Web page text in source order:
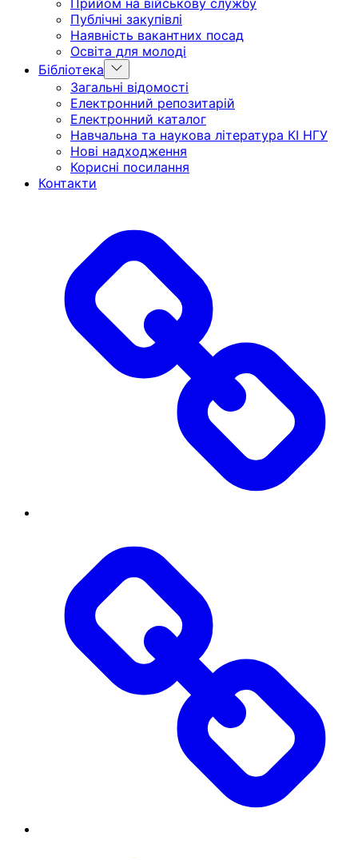
menu
Публічні закупівлі
Наявність вакантних посад
Освіта для молоді
Бібліотека
Show
sub
menu
Загальні відомості
Електронний репозитарій
Електронний каталог
Навчальна та наукова література КІ НГУ
Нові надходження
Корисні посилання
Контакти